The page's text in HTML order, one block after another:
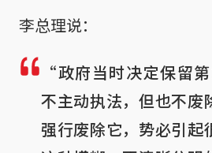
李总理说：
“政府当时决定保留
不主动执法，但也不废
强行废除它，势必引起